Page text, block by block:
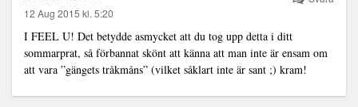
12 Aug 2015 kl. 5:20
I FEEL U! Det betydde asmycket att du tog upp detta i ditt
sommarprat, så förbannat skönt att känna att man inte är ensam om
att vara ”gängets tråkmåns” (vilket såklart inte är sant ;) kram!